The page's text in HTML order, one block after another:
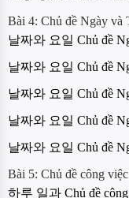
Bài 4: Chủ đề Ngày và
날짜와 요일 Chủ đề
날짜와 요일 Chủ đề
날짜와 요일 Chủ đề
날짜와 요일 Chủ đề
날짜와 요일 Chủ đề
Bài 5: Chủ đề công
하루 일과 Chủ đề